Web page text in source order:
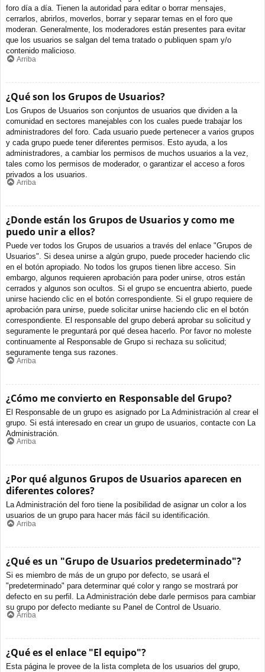
foro día a día. Tienen la autoridad para editar o borrar mensajes,
cerrarlos, abrirlos, moverlos, borrar y separar temas en el foro que
moderan. Generalmente, los moderadores están presentes para evitar
que los usuarios se salgan del tema tratado o publiquen spam y/o
contenido malicioso.
Arriba
¿Qué son los Grupos de Usuarios?
Los Grupos de Usuarios son conjuntos de usuarios que dividen a la
comunidad en sectores manejables con los cuales puede trabajar los
administradores del foro. Cada usuario puede pertenecer a varios grupos
y cada grupo puede tener diferentes permisos. Esto ayuda, a los
administradores, a cambiar los permisos de muchos usuarios a la vez,
tales como los permisos de moderador, o garantizar el acceso a foros
privados a los usuarios.
Arriba
¿Donde están los Grupos de Usuarios y como me
puedo unir a ellos?
Puede ver todos los Grupos de usuarios a través del enlace "Grupos de
Usuarios". Si desea unirse a algún grupo, puede proceder haciendo clic
en el botón apropiado. No todos los grupos tienen libre acceso. Sin
embargo, algunos requieren aprobación para poder unirse, otros están
cerrados y algunos son ocultos. Si el grupo se encuentra abierto, puede
unirse haciendo clic en el botón correspondiente. Si el grupo requiere de
aprobación para unirse, puede solicitar unirse haciendo clic en el botón
correspondiente. El responsable del grupo deberá aprobar su solicitud y
seguramente le preguntará por qué desea hacerlo. Por favor no moleste
continuamente al Responsable de Grupo si rechaza su solicitud;
seguramente tenga sus razones.
Arriba
¿Cómo me convierto en Responsable del Grupo?
El Responsable de un grupo es asignado por La Administración al crear el
grupo. Si está interesado en crear un grupo de usuarios, contacte con La
Administración.
Arriba
¿Por qué algunos Grupos de Usuarios aparecen en
diferentes colores?
La Administración del foro tiene la posibilidad de asignar un color a los
usuarios de un grupo para hacer más fácil su identificación.
Arriba
¿Qué es un "Grupo de Usuarios predeterminado"?
Si es miembro de más de un grupo por defecto, se usará el
"predeterminado" para determinar qué color y rango se mostrará por
defecto en su perfil. La Administración debe darle permisos para cambiar
su grupo por defecto mediante su Panel de Control de Usuario.
Arriba
¿Qué es el enlace "El equipo"?
Esta página le provee de la lista completa de los usuarios del grupo,